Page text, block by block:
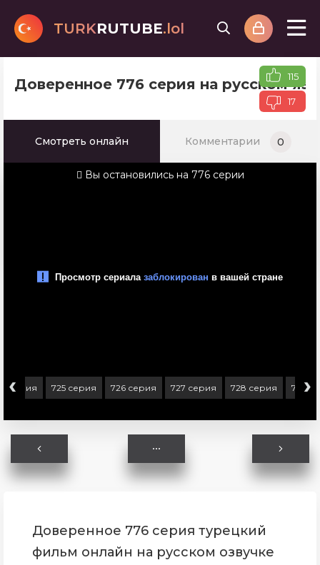
TURKRUTUBE.lol
Доверенное 776 серия на русском115
17
Смотреть онлайн Комментарии 0
Вы остановились на 776 серии
‹
серия 725 серия 726 серия 727 серия 728 серия 729›
Доверенное 776 серия турецкий
фильм онлайн на русском озвучке